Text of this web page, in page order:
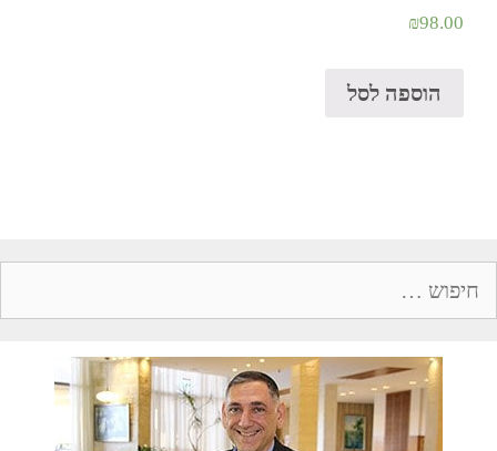
₪98.00
הוספה לסל